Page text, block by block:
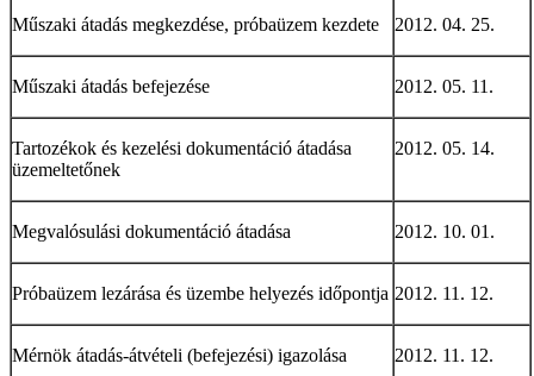
Műszaki átadás megkezdése, próbaüzem kezdete 2012. 04. 25.
Műszaki átadás befejezése 2012. 05. 11.
Tartozékok és kezelési dokumentáció átadása
üzemeltetőnek
2012. 05. 14.
Megvalósulási dokumentáció átadása 2012. 10. 01.
Próbaüzem lezárása és üzembe helyezés időpontja 2012. 11. 12.
Mérnök átadás-átvételi (befejezési) igazolása 2012. 11. 12.